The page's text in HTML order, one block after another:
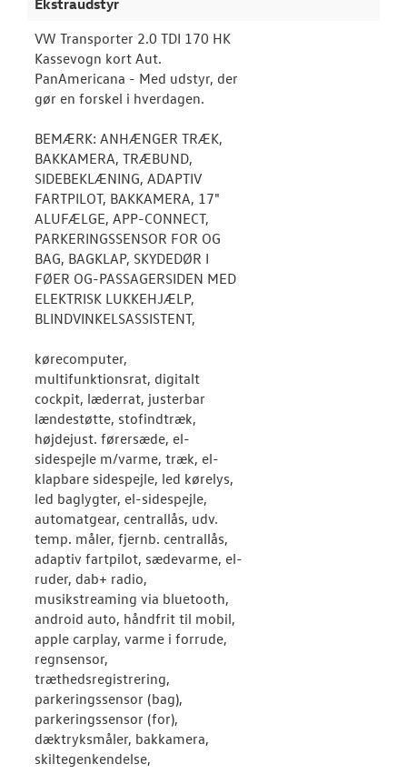
Ekstraudstyr
VW Transporter 2.0 TDI 170 HK
Kassevogn kort Aut.
PanAmericana - Med udstyr, der
gør en forskel i hverdagen.
BEMÆRK: ANHÆNGER TRÆK,
BAKKAMERA, TRÆBUND,
SIDEBEKLÆNING, ADAPTIV
FARTPILOT, BAKKAMERA, 17"
ALUFÆLGE, APP-CONNECT,
PARKERINGSSENSOR FOR OG
BAG, BAGKLAP, SKYDEDØR I
FØER OG-PASSAGERSIDEN MED
ELEKTRISK LUKKEHJÆLP,
BLINDVINKELSASSISTENT,
kørecomputer,
multifunktionsrat, digitalt
cockpit, læderrat, justerbar
lændestøtte, stofindtræk,
højdejust. førersæde, el-
sidespejle m/varme, træk, el-
klapbare sidespejle, led kørelys,
led baglygter, el-sidespejle,
automatgear, centrallås, udv.
temp. måler, fjernb. centrallås,
adaptiv fartpilot, sædevarme, el-
ruder, dab+ radio,
musikstreaming via bluetooth,
android auto, håndfrit til mobil,
apple carplay, varme i forrude,
regnsensor,
træthedsregistrering,
parkeringssensor (bag),
parkeringssensor (for),
dæktryksmåler, bakkamera,
skiltegenkendelse,